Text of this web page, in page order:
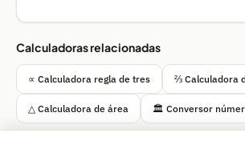
Calculadoras relacionadas
∝ Calculadora regla de tres ⅔ Calculadora
△ Calculadora de área 🏛️ Conversor